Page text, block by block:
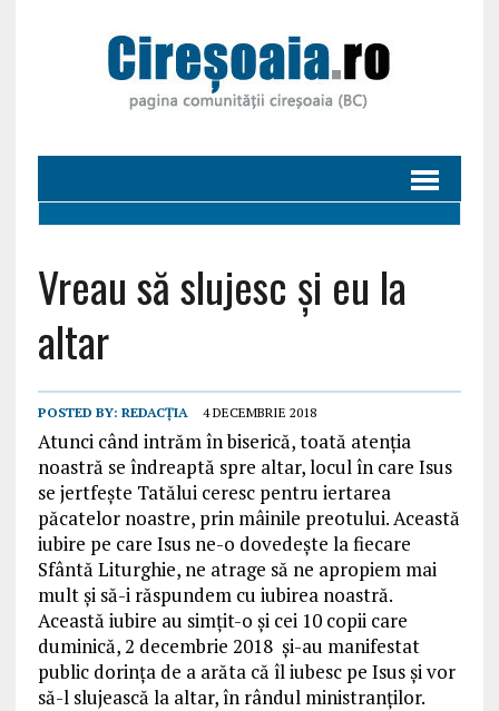
Vreau să slujesc și eu la
altar
POSTED BY: REDACȚIA 4 DECEMBRIE 2018
Atunci când intrăm în biserică, toată atenția
noastră se îndreaptă spre altar, locul în care Isus
se jertfește Tatălui ceresc pentru iertarea
păcatelor noastre, prin mâinile preotului. Această
iubire pe care Isus ne-o dovedește la fiecare
Sfântă Liturghie, ne atrage să ne apropiem mai
mult și să-i răspundem cu iubirea noastră.
Această iubire au simțit-o și cei 10 copii care
duminică, 2 decembrie 2018 şi-au manifestat
public dorinţa de a arăta că îl iubesc pe Isus şi vor
să-l slujească la altar, în rândul ministranților.